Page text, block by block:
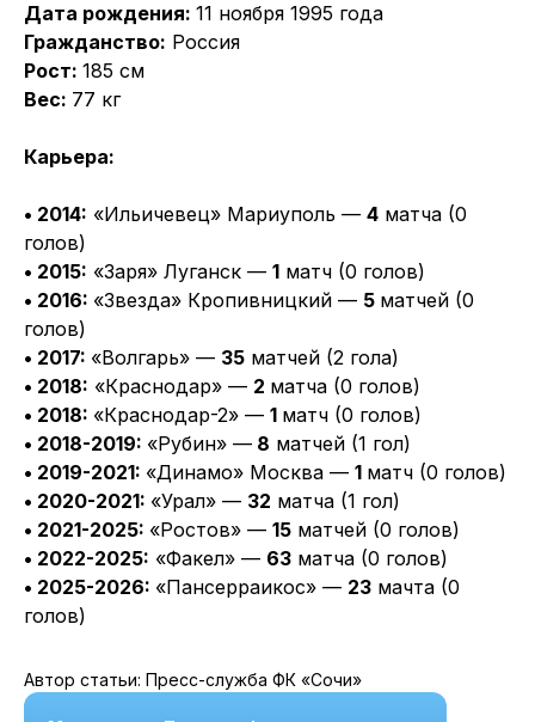
Дата рождения: 11 ноября 1995 года
Гражданство: Россия
Рост: 185 см
Вес: 77 кг
Карьера:
• 2014: «Ильичевец» Мариуполь — 4 матча (0
голов)
• 2015: «Заря» Луганск — 1 матч (0 голов)
• 2016: «Звезда» Кропивницкий — 5 матчей (0
голов)
• 2017: «Волгарь» — 35 матчей (2 гола)
• 2018: «Краснодар» — 2 матча (0 голов)
• 2018: «Краснодар-2» — 1 матч (0 голов)
• 2018-2019: «Рубин» — 8 матчей (1 гол)
• 2019-2021: «Динамо» Москва — 1 матч (0 голов)
• 2020-2021: «Урал» — 32 матча (1 гол)
• 2021-2025: «Ростов» — 15 матчей (0 голов)
• 2022-2025: «Факел» — 63 матча (0 голов)
• 2025-2026: «Пансерраикос» — 23 мачта (0
голов)
Автор статьи: Пресс-служба ФК «Сочи»